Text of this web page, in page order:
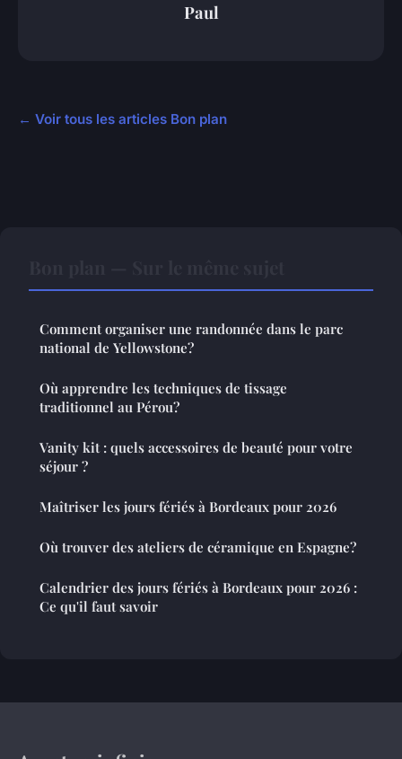
Paul
← Voir tous les articles Bon plan
Comment organiser une randonnée dans le parc
national de Yellowstone?
Où apprendre les techniques de tissage
traditionnel au Pérou?
Vanity kit : quels accessoires de beauté pour votre
séjour ?
Maîtriser les jours fériés à Bordeaux pour 2026
Où trouver des ateliers de céramique en Espagne?
Calendrier des jours fériés à Bordeaux pour 2026 :
Ce qu'il faut savoir